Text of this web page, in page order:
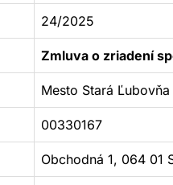
24/2025
Zmluva o zriadení
Mesto Stará Ľubovňa
00330167
Obchodná 1, 064 01